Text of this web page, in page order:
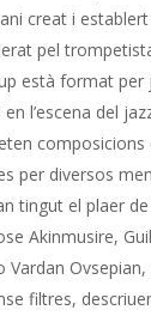
creat i
pel
està format per
l’escena del
composicions
per diversos
tingut el plaer
Akinmusire,
Vardan
filtres,